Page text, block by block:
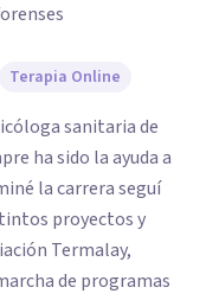
Terapia Online
sanitaria de
ha sido la ayuda a
la carrera seguí
proyectos y
de programas